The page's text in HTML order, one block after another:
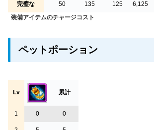
完璧な 50 135 125 6,125
装備アイテムのチャージコスト
ペットポーション
Lv 累計
1 0 0